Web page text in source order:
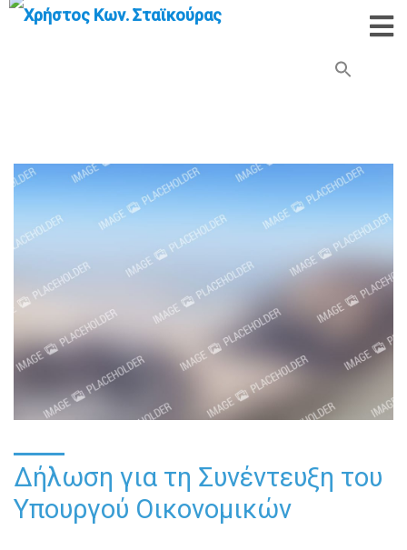
Δήλωση για τη Συνέντευξη του
Υπουργού Οικονομικών